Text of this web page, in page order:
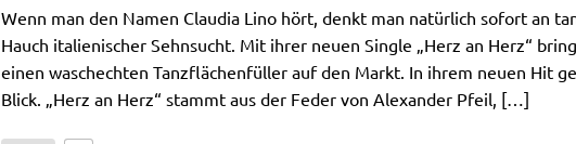
Wenn man den Namen Claudia Lino hört, denkt man natürlich sofort an
Hauch italienischer Sehnsucht. Mit ihrer neuen Single „Herz an Herz“
einen waschechten Tanzflächenfüller auf den Markt. In ihrem neuen Hit
Blick. „Herz an Herz“ stammt aus der Feder von Alexander Pfeil, […]